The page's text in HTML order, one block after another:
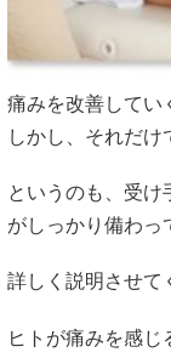
痛みを改善してい
しかし、それだけ
というのも、受け
がしっかり備わっ
詳しく説明させて
ヒトが痛みを感じ